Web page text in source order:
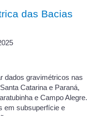
das Bacias
dados gravimétricos nas
Catarina e Paraná,
e Campo Alegre.
em subsuperfície e